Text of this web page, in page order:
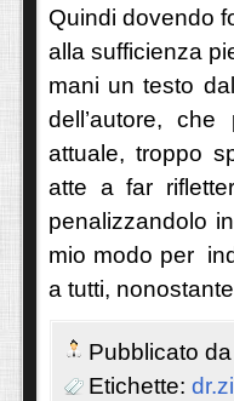
Quindi dovendo
alla sufficienza
mani un testo
dell’autore,
attuale, troppo
atte a far
penalizzandolo
mio modo per
a tutti,
Pubblicato da
Etichette: